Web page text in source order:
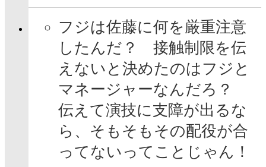
フジは佐藤に何を厳重注意
したんだ？ 接触制限を伝
えないと決めたのはフジと
マネージャーなんだろ？
伝えて演技に支障が出るな
ら、そもそもその配役が合
ってないってことじゃん！